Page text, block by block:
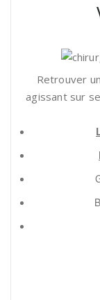
Retrouver
agissant sur